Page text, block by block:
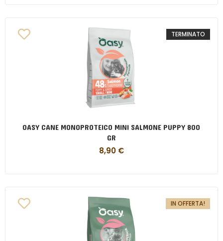
TERMINATO
OASY CANE MONOPROTEICO MINI SALMONE PUPPY 800
GR
8,90 €
IN OFFERTA!